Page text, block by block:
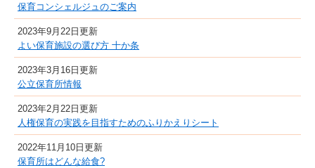
保育コンシェルジュのご案内
2023年9月22日更新
よい保育施設の選び方 十か条
2023年3月16日更新
公立保育所情報
2023年2月22日更新
人権保育の実践を目指すためのふりかえりシート
2022年11月10日更新
保育所はどんな給食?